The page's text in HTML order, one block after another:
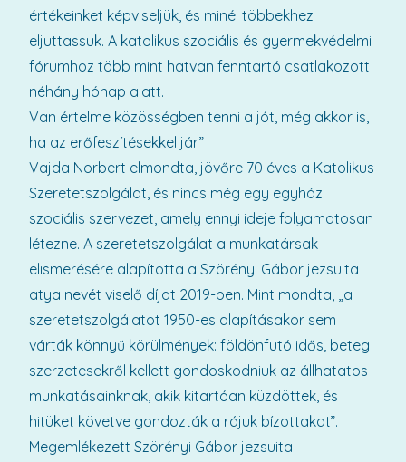
értékeinket képviseljük, és minél többekhez
eljuttassuk. A katolikus szociális és gyermekvédelmi
fórumhoz több mint hatvan fenntartó csatlakozott
néhány hónap alatt.
Van értelme közösségben tenni a jót, még akkor is,
ha az erőfeszítésekkel jár.”
Vajda Norbert elmondta, jövőre 70 éves a Katolikus
Szeretetszolgálat, és nincs még egy egyházi
szociális szervezet, amely ennyi ideje folyamatosan
létezne. A szeretetszolgálat a munkatársak
elismerésére alapította a Szörényi Gábor jezsuita
atya nevét viselő díjat 2019-ben. Mint mondta, „a
szeretetszolgálatot 1950-es alapításakor sem
várták könnyű körülmények: földönfutó idős, beteg
szerzetesekről kellett gondoskodniuk az állhatatos
munkatásainknak, akik kitartóan küzdöttek, és
hitüket követve gondozták a rájuk bízottakat”.
Megemlékezett Szörényi Gábor jezsuita